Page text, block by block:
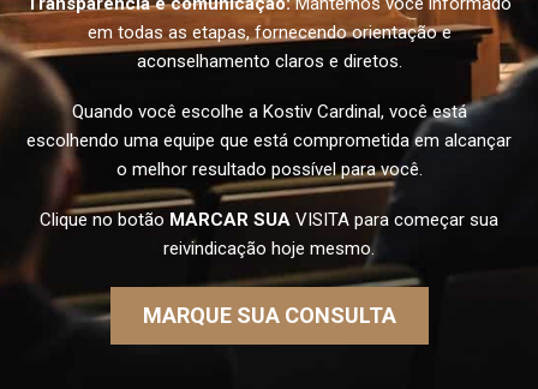
em todas as etapas, fornecendo orientação e
aconselhamento claros e diretos.
Quando você escolhe a Kostiv Cardinal, você está
escolhendo uma equipe que está comprometida em alcançar
o melhor resultado possível para você.
Clique no botão MARCAR SUA VISITA para começar sua
reivindicação hoje mesmo.
MARQUE SUA CONSULTA